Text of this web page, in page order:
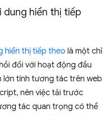
hiển thị tiếp
hiển thị tiếp theo là một chỉ
đối với hoạt động đầu
lớn tính tương tác trên web
nên việc tải trước
tác quan trọng có thể